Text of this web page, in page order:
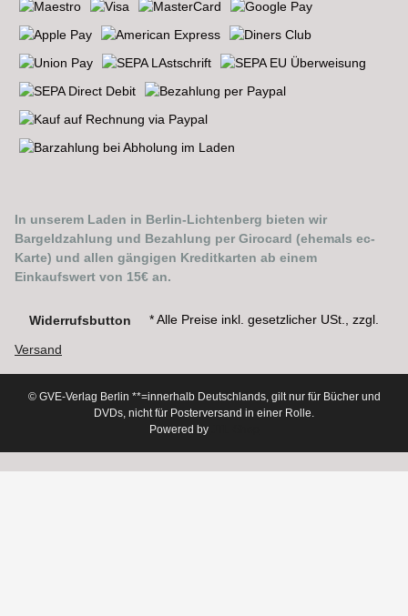
In unserem Laden in Berlin-Lichtenberg bieten wir
Bargeldzahlung und Bezahlung per Girocard (ehemals ec-
Karte) und allen gängigen Kreditkarten ab einem
Einkaufswert von 15€ an.
Widerrufsbutton * Alle Preise inkl. gesetzlicher USt., zzgl.
Versand
© GVE-Verlag Berlin **=innerhalb Deutschlands, gilt nur für Bücher und
DVDs, nicht für Posterversand in einer Rolle.
Powered by